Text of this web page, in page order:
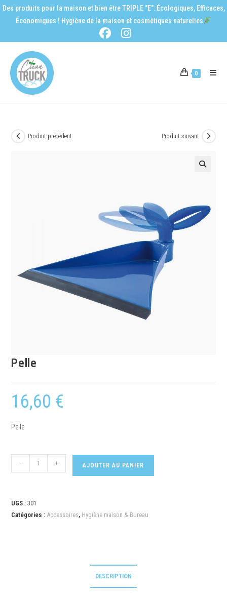
Des produits pour la maison et bien être TRIPLE "E": Écologiques, Efficaces,
Économiques ! Hygiène de la maison et cosmétiques naturelles
0
Produit précédent Produit suivant
Pelle
16,60 €
Pelle
- + AJOUTER AU PANIER
UGS :301
Catégories : Accessoires, Hygiène maison & Bureau
DESCRIPTION